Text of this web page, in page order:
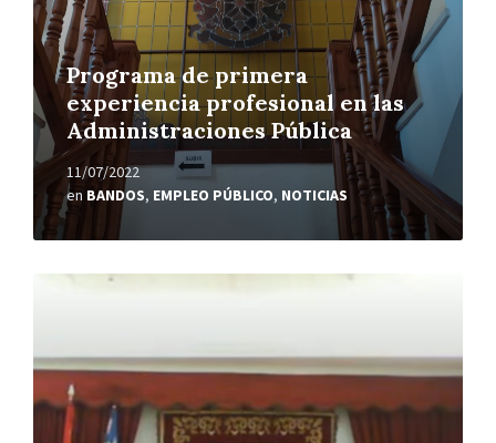
Programa de primera
experiencia profesional en las
Administraciones Pública
11/07/2022
en BANDOS, EMPLEO PÚBLICO, NOTICIAS